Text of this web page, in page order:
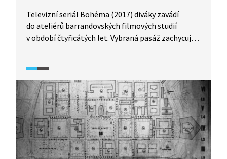
Televizní seriál Bohéma (2017) diváky zavádí
do ateliérů barrandovských filmových studií
v období čtyřicátých let. Vybraná pasáž zachycuje
Zprostředkovává diskusi tvůrců filmu Jan Cimbura
(1941) se zástupcem oddělení kulturněpolitických
záležitostí Úřadu říšského protektora Wilhelmem
Söhnelem. Pod tlakem moci vznikne snímek
proslulý jako příklad spolupráce českých filmařů
s nacistickou diktaturou.